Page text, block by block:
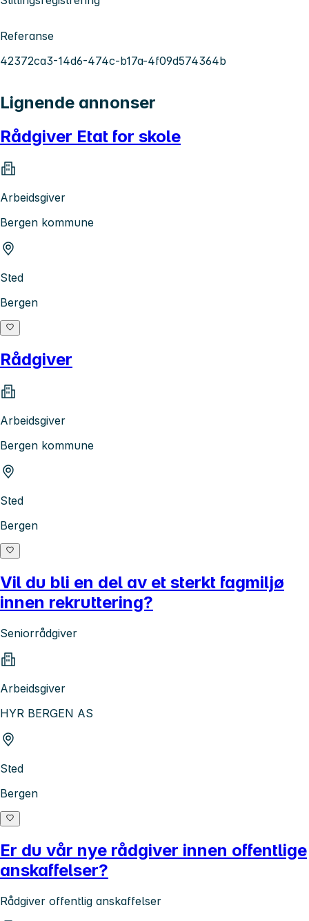
Referanse
42372ca3-14d6-474c-b17a-4f09d574364b
Lignende annonser
Rådgiver Etat for skole
Arbeidsgiver
Bergen kommune
Sted
Bergen
Rådgiver
Arbeidsgiver
Bergen kommune
Sted
Bergen
Vil du bli en del av et sterkt fagmiljø
innen rekruttering?
Seniorrådgiver
Arbeidsgiver
HYR BERGEN AS
Sted
Bergen
Er du vår nye rådgiver innen offentlige
anskaffelser?
Rådgiver offentlig anskaffelser